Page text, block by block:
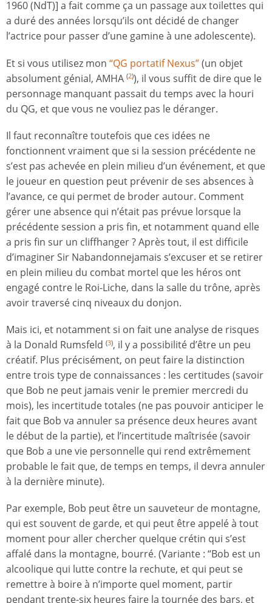
1960 (NdT)] a fait comme ça un passage aux toilettes qui
a duré des années lorsqu’ils ont décidé de changer
l’actrice pour passer d’une gamine à une adolescente).
Et si vous utilisez mon “QG portatif Nexus”(un objet
absolument génial, AMHA (2)), il vous suffit de dire que le
personnage manquant passait du temps avec la houri
du QG, et que vous ne vouliez pas le déranger.
Il faut reconnaître toutefois que ces idées ne
fonctionnent vraiment que si la session précédente ne
s’est pas achevée en plein milieu d’un événement, et que
le joueur en question peut prévenir de ses absences à
l’avance, ce qui permet de broder autour. Comment
gérer une absence qui n’était pas prévue lorsque la
précédente session a pris fin, et notamment quand elle
a pris fin sur un cliffhanger ? Après tout, il est difficile
d’imaginer Sir Nabandonnejamais s’excuser et se retirer
en plein milieu du combat mortel que les héros ont
engagé contre le Roi-Liche, dans la salle du trône, après
avoir traversé cinq niveaux du donjon.
Mais ici, et notamment si on fait une analyse de risques
à la Donald Rumsfeld (3), il y a possibilité d’être un peu
créatif. Plus précisément, on peut faire la distinction
entre trois type de connaissances : les certitudes (savoir
que Bob ne peut jamais venir le premier mercredi du
mois), les incertitude totales (ne pas pouvoir anticiper le
fait que Bob va annuler sa présence deux heures avant
le début de la partie), et l’incertitude maîtrisée (savoir
que Bob a une vie personnelle qui rend extrêmement
probable le fait que, de temps en temps, il devra annuler
à la dernière minute).
Par exemple, Bob peut être un sauveteur de montagne,
qui est souvent de garde, et qui peut être appelé à tout
moment pour aller chercher quelque crétin qui s’est
affalé dans la montagne, bourré. (Variante : “Bob est un
alcoolique qui lutte contre la rechute, et qui peut se
remettre à boire à n’importe quel moment, partir
pendant trente-six heures faire la tournée des bars, et